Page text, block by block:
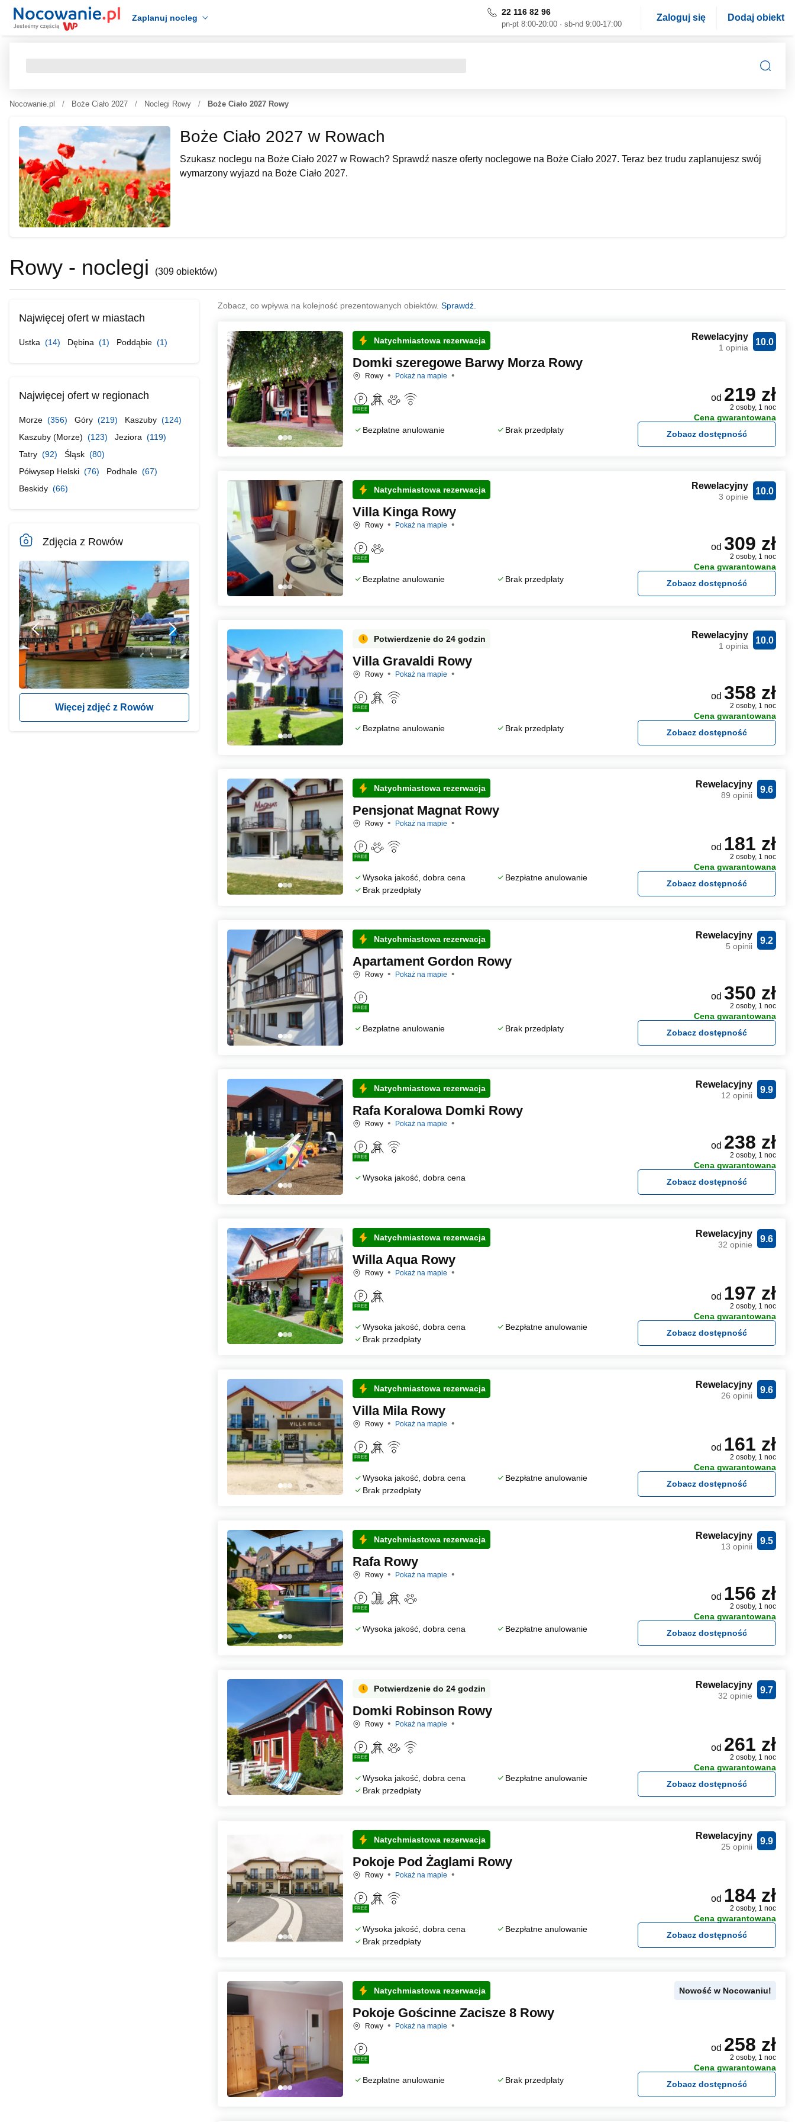
Zaplanuj nocleg
22 116 82 96
pn-pt 8:00-20:00 · sb-nd 9:00-17:00
Zaloguj się Dodaj obiekt
Nocowanie.pl Boże Ciało 2027 Noclegi Rowy Boże Ciało 2027 Rowy
Boże Ciało 2027 w Rowach
Szukasz noclegu na Boże Ciało 2027 w Rowach? Sprawdź nasze oferty noclegowe na Boże Ciało 2027. Teraz bez trudu zaplanujesz swój
wymarzony wyjazd na Boże Ciało 2027.
Rowy - noclegi (309 obiektów)
Zobacz, co wpływa na kolejność prezentowanych obiektów. Sprawdź.
Natychmiastowa rezerwacja
Domki szeregowe Barwy Morza Rowy
Rowy Pokaż na mapie
FREE
Bezpłatne anulowanie Brak przedpłaty
10.0
Rewelacyjny
1 opinia
od 219 zł
2 osoby, 1 noc
Cena gwarantowana
Zobacz dostępność
Natychmiastowa rezerwacja
Villa Kinga Rowy
Rowy Pokaż na mapie
FREE
Bezpłatne anulowanie Brak przedpłaty
10.0
Rewelacyjny
3 opinie
od 309 zł
2 osoby, 1 noc
Cena gwarantowana
Zobacz dostępność
Potwierdzenie do 24 godzin
Villa Gravaldi Rowy
Rowy Pokaż na mapie
FREE
Bezpłatne anulowanie Brak przedpłaty
10.0
Rewelacyjny
1 opinia
od 358 zł
2 osoby, 1 noc
Cena gwarantowana
Zobacz dostępność
Natychmiastowa rezerwacja
Pensjonat Magnat Rowy
Rowy Pokaż na mapie
FREE
Wysoka jakość, dobra cena
Bezpłatne anulowanie
Brak przedpłaty
9.6
Rewelacyjny
89 opinii
od 181 zł
2 osoby, 1 noc
Cena gwarantowana
Zobacz dostępność
Natychmiastowa rezerwacja
Apartament Gordon Rowy
Rowy Pokaż na mapie
FREE
Bezpłatne anulowanie Brak przedpłaty
9.2
Rewelacyjny
5 opinii
od 350 zł
2 osoby, 1 noc
Cena gwarantowana
Zobacz dostępność
Natychmiastowa rezerwacja
Rafa Koralowa Domki Rowy
Rowy Pokaż na mapie
FREE
Wysoka jakość, dobra cena
9.9
Rewelacyjny
12 opinii
od 238 zł
2 osoby, 1 noc
Cena gwarantowana
Zobacz dostępność
Natychmiastowa rezerwacja
Willa Aqua Rowy
Rowy Pokaż na mapie
FREE
Wysoka jakość, dobra cena
Bezpłatne anulowanie
Brak przedpłaty
9.6
Rewelacyjny
32 opinie
od 197 zł
2 osoby, 1 noc
Cena gwarantowana
Zobacz dostępność
Natychmiastowa rezerwacja
Villa Mila Rowy
Rowy Pokaż na mapie
FREE
Wysoka jakość, dobra cena
Bezpłatne anulowanie
Brak przedpłaty
9.6
Rewelacyjny
26 opinii
od 161 zł
2 osoby, 1 noc
Cena gwarantowana
Zobacz dostępność
Natychmiastowa rezerwacja
Rafa Rowy
Rowy Pokaż na mapie
FREE
Wysoka jakość, dobra cena Bezpłatne anulowanie
9.5
Rewelacyjny
13 opinii
od 156 zł
2 osoby, 1 noc
Cena gwarantowana
Zobacz dostępność
Potwierdzenie do 24 godzin
Domki Robinson Rowy
Rowy Pokaż na mapie
FREE
Wysoka jakość, dobra cena
Bezpłatne anulowanie
Brak przedpłaty
9.7
Rewelacyjny
32 opinie
od 261 zł
2 osoby, 1 noc
Cena gwarantowana
Zobacz dostępność
Natychmiastowa rezerwacja
Pokoje Pod Żaglami Rowy
Rowy Pokaż na mapie
FREE
Wysoka jakość, dobra cena
Bezpłatne anulowanie
Brak przedpłaty
9.9
Rewelacyjny
25 opinii
od 184 zł
2 osoby, 1 noc
Cena gwarantowana
Zobacz dostępność
Natychmiastowa rezerwacja
Pokoje Gościnne Zacisze 8 Rowy
Rowy Pokaż na mapie
FREE
Bezpłatne anulowanie Brak przedpłaty
Nowość w Nocowaniu!
od 258 zł
2 osoby, 1 noc
Cena gwarantowana
Zobacz dostępność
Najwięcej ofert w miastach
Ustka (14) Dębina (1) Poddąbie (1)
Najwięcej ofert w regionach
Morze (356) Góry (219) Kaszuby (124)
Kaszuby (Morze) (123) Jeziora (119)
Tatry (92) Śląsk (80)
Półwysep Helski (76) Podhale (67)
Beskidy (66)
Zdjęcia z Rowów
Więcej zdjęć z Rowów